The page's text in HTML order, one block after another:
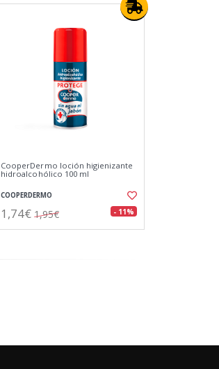
CooperDermo loción higienizante
hidroalcohólico 100 ml
COOPERDERMO
1,74€ 1,95€ - 11%